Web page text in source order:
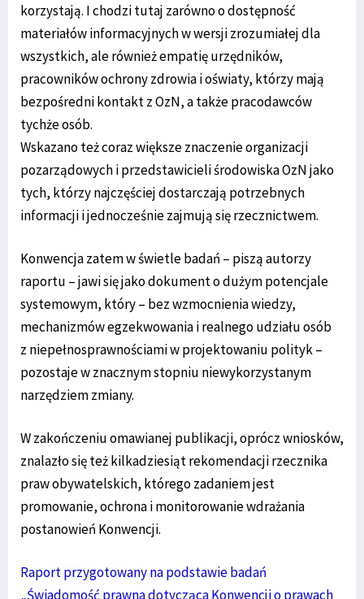
korzystają. I chodzi tutaj zarówno o dostępność
materiałów informacyjnych w wersji zrozumiałej dla
wszystkich, ale również empatię urzędników,
pracowników ochrony zdrowia i oświaty, którzy mają
bezpośredni kontakt z OzN, a także pracodawców
tychże osób.
Wskazano też coraz większe znaczenie organizacji
pozarządowych i przedstawicieli środowiska OzN jako
tych, którzy najczęściej dostarczają potrzebnych
informacji i jednocześnie zajmują się rzecznictwem.
Konwencja zatem w świetle badań – piszą autorzy
raportu – jawi się jako dokument o dużym potencjale
systemowym, który – bez wzmocnienia wiedzy,
mechanizmów egzekwowania i realnego udziału osób
z niepełnosprawnościami w projektowaniu polityk –
pozostaje w znacznym stopniu niewykorzystanym
narzędziem zmiany.
W zakończeniu omawianej publikacji, oprócz wniosków,
znalazło się też kilkadziesiąt rekomendacji rzecznika
praw obywatelskich, którego zadaniem jest
promowanie, ochrona i monitorowanie wdrażania
postanowień Konwencji.
Raport przygotowany na podstawie badań
„Świadomość prawna dotycząca Konwencji o prawach